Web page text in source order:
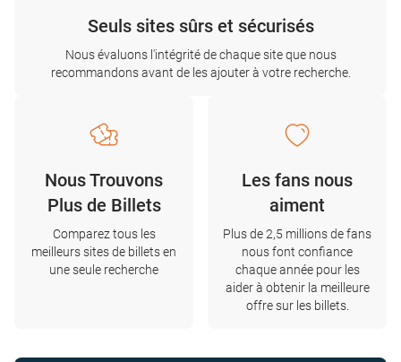
Seuls sites sûrs et sécurisés
Nous évaluons l'intégrité de chaque site que nous
recommandons avant de les ajouter à votre recherche.
Nous Trouvons
Plus de Billets
Comparez tous les
meilleurs sites de billets en
une seule recherche
Les fans nous
aiment
Plus de 2,5 millions de fans
nous font confiance
chaque année pour les
aider à obtenir la meilleure
offre sur les billets.